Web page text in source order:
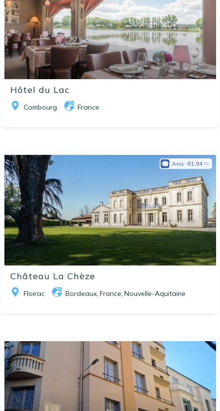
Hôtel du Lac
Combourg France
Château La Chèze
Floirac Bordeaux, France, Nouvelle-Aquitaine
Avis: 81.94